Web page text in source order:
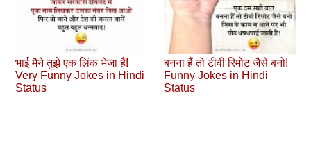
भाई मैने तुझे एक लिंक भेजा है!
Very Funny Jokes in Hindi
Status
बनना हैं तो टीवी रिमोट जैसे बनो!
Funny Jokes in Hindi
Status